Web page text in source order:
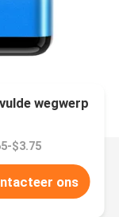
wegwerp
$3.75
ons